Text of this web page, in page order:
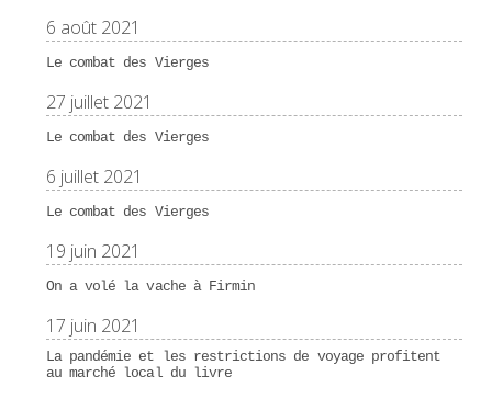
6 août 2021
Le combat des Vierges
27 juillet 2021
Le combat des Vierges
6 juillet 2021
Le combat des Vierges
19 juin 2021
On a volé la vache à Firmin
17 juin 2021
La pandémie et les restrictions de voyage profitent
au marché local du livre